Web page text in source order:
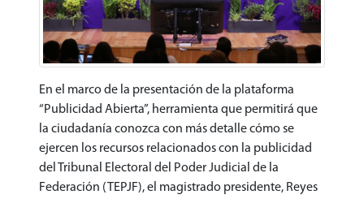
En el marco de la presentación de la plataforma
“Publicidad Abierta”, herramienta que permitirá que
la ciudadanía conozca con más detalle cómo se
ejercen los recursos relacionados con la publicidad
del Tribunal Electoral del Poder Judicial de la
Federación (TEPJF), el magistrado presidente, Reyes